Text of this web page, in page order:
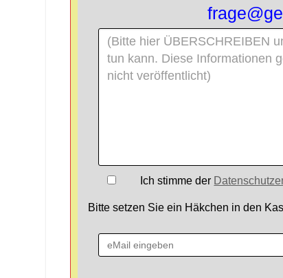
Ich stimme der
Bitte setzen Sie ein Häkchen in den